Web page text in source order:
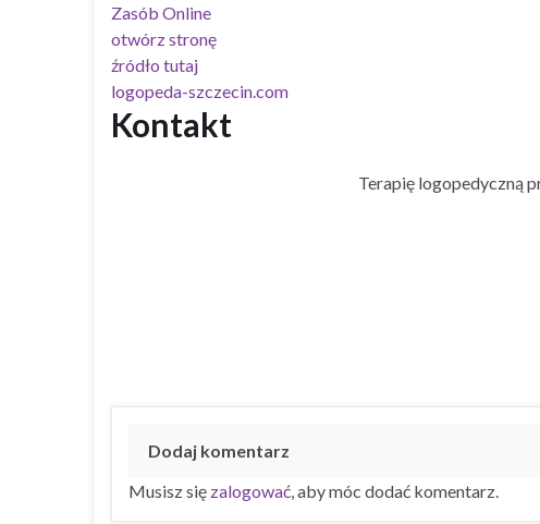
Zasób Online
otwórz stronę
źródło tutaj
logopeda-szczecin.com
Kontakt
Terapię logopedyczną
Dodaj komentarz
Musisz się zalogować, aby móc dodać komentarz.